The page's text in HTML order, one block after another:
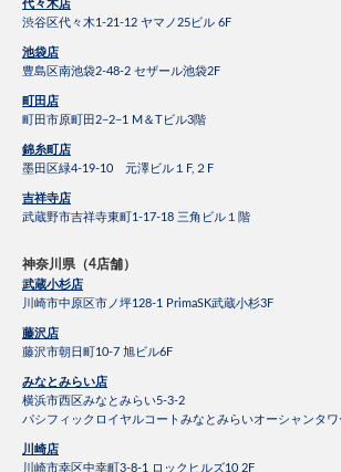
代々木店
渋谷区代々木1-21-12 ヤマノ25ビル 6F
池袋店
豊島区南池袋2-48-2 セザール池袋2F
町田店
町田市原町田2−2−1 M＆Tビル3階
錦糸町店
墨田区緑4-19-10 元澤ビル１F,２F
吉祥寺店
武蔵野市吉祥寺東町1-17-18 三角ビル１階
神奈川県（4店舗）
武蔵小杉店
川崎市中原区市ノ坪128-1 PrimaSK武蔵小杉3F
藤沢店
藤沢市朝日町10-7 旭ビル6F
みなとみらい店
横浜市西区みなとみらい5-3-2
パシフィックロイヤルコートみなとみらいオーシャンタワ
川崎店
川崎市幸区中幸町3-8-1 ロックヒルズ10 2F